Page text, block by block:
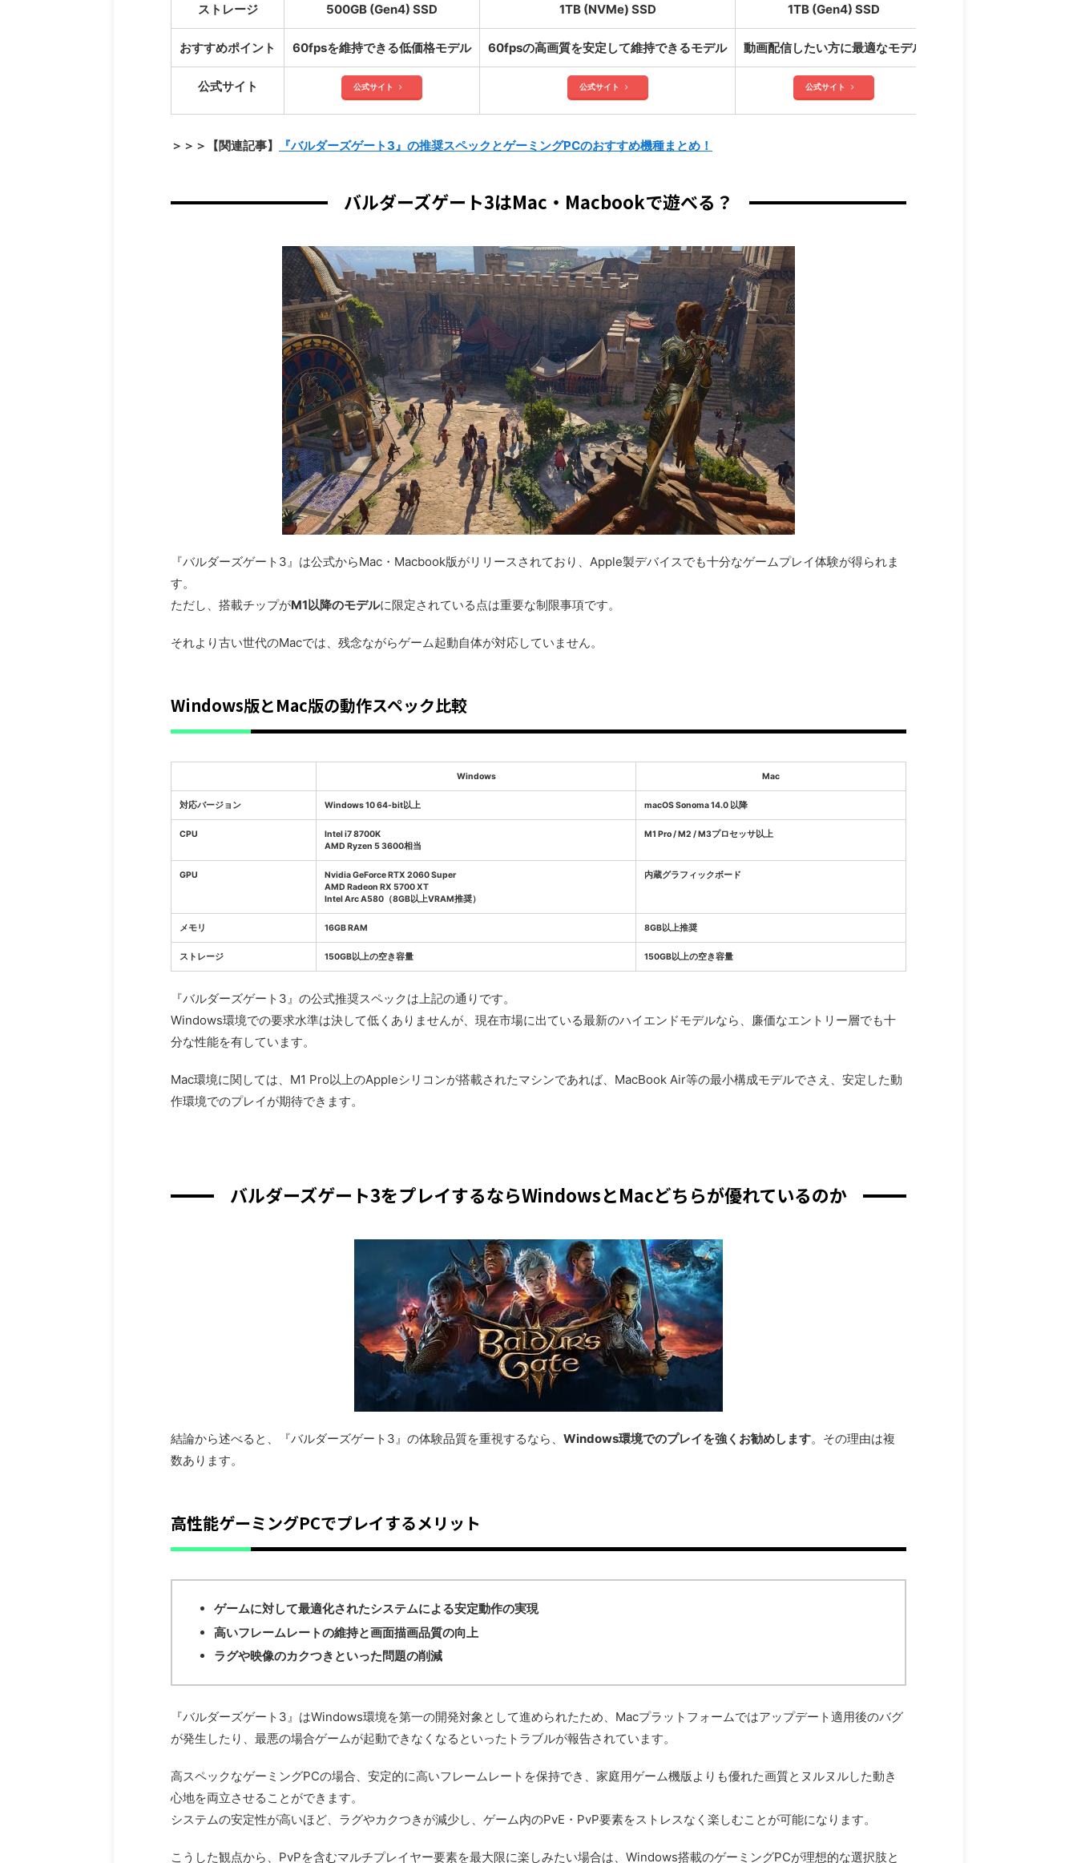
ストレージ 500GB (Gen4) SSD 1TB (NVMe) SSD 1TB (Gen4) SSD
おすすめポイント 60fpsを維持できる低価格モデル 60fpsの高画質を安定して維持できるモデル 動画配信したい方に最適なモデル
公式サイト 公式サイト 公式サイト 公式サイト
＞＞＞【関連記事】 『バルダーズゲート3』の推奨スペックとゲーミングPCのおすすめ機種まとめ！
バルダーズゲート3はMac・Macbookで遊べる？
『バルダーズゲート3』は公式からMac・Macbook版がリリースされており、Apple製デバイスでも十分なゲームプレイ体験が得られま
す。
ただし、搭載チップがM1以降のモデルに限定されている点は重要な制限事項です。
それより古い世代のMacでは、残念ながらゲーム起動自体が対応していません。
Windows版とMac版の動作スペック比較
Windows Mac
対応バージョン Windows 10 64-bit以上 macOS Sonoma 14.0 以降
CPU
Intel i7 8700K
AMD Ryzen 5 3600相当
M1 Pro / M2 / M3プロセッサ以上
GPU
Nvidia GeForce RTX 2060 Super
AMD Radeon RX 5700 XT
Intel Arc A580（8GB以上VRAM推奨）
内蔵グラフィックボード
メモリ 16GB RAM 8GB以上推奨
ストレージ 150GB以上の空き容量 150GB以上の空き容量
『バルダーズゲート3』の公式推奨スペックは上記の通りです。
Windows環境での要求水準は決して低くありませんが、現在市場に出ている最新のハイエンドモデルなら、廉価なエントリー層でも十
分な性能を有しています。
Mac環境に関しては、M1 Pro以上のAppleシリコンが搭載されたマシンであれば、MacBook Air等の最小構成モデルでさえ、安定した動
作環境でのプレイが期待できます。
バルダーズゲート3をプレイするならWindowsとMacどちらが優れているのか
結論から述べると、『バルダーズゲート3』の体験品質を重視するなら、 Windows環境でのプレイを強くお勧めします。その理由は複
数あります。
高性能ゲーミングPCでプレイするメリット
ゲームに対して最適化されたシステムによる安定動作の実現
高いフレームレートの維持と画面描画品質の向上
ラグや映像のカクつきといった問題の削減
『バルダーズゲート3』はWindows環境を第一の開発対象として進められたため、Macプラットフォームではアップデート適用後のバグ
が発生したり、最悪の場合ゲームが起動できなくなるといったトラブルが報告されています。
高スペックなゲーミングPCの場合、安定的に高いフレームレートを保持でき、家庭用ゲーム機版よりも優れた画質とヌルヌルした動き
心地を両立させることができます。
システムの安定性が高いほど、ラグやカクつきが減少し、ゲーム内のPvE・PvP要素をストレスなく楽しむことが可能になります。
こうした観点から、PvPを含むマルチプレイヤー要素を最大限に楽しみたい場合は、Windows搭載のゲーミングPCが理想的な選択肢と